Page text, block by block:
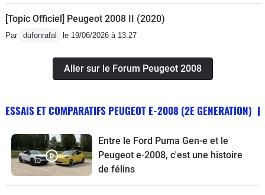
[Topic Officiel] Peugeot 2008 II (2020)
Par dufonrafal le 19/06/2026 à 13:27
Aller sur le Forum Peugeot 2008
ESSAIS ET COMPARATIFS PEUGEOT E-2008 (2E GENERATION)
Entre le Ford Puma Gen-e et le
Peugeot e-2008, c'est une histoire
de félins